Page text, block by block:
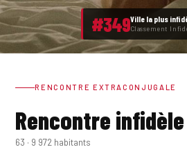
#349Ville la plus
Classement
RENCONTRE EXTRACONJUGALE
Rencontre
63 · 9 972 habitants